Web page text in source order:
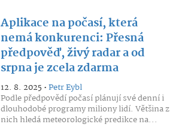
Aplikace na počasí, která
nemá konkurenci: Přesná
předpověď, živý radar a od
srpna je zcela zdarma
12. 8. 2025 •Petr Eybl
Podle předpovědí počasí plánují své denní i
dlouhodobé programy miliony lidí. Většina z
nich hledá meteorologické predikce na...